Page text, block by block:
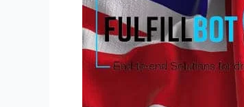
mejores
proveedores
de
dropshipping
en
Australia